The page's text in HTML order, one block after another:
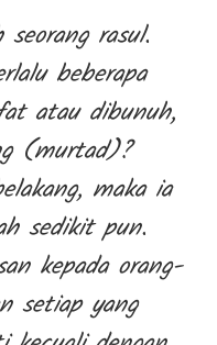
rasul.
beberapa
atau dibunuh,
(murtad)?
maka ia
sedikit pun.
kepada orang-
setiap yang